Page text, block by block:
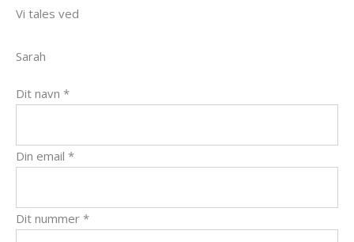
Vi tales ved
Sarah
Dit navn *
Din email *
Dit nummer *